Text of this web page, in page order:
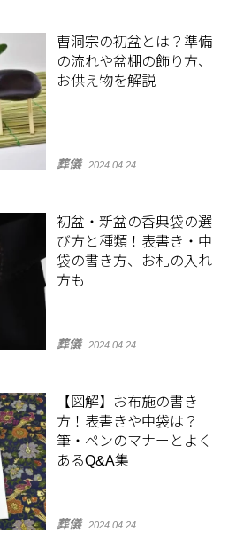
曹洞宗の初盆とは？準備
の流れや盆棚の飾り方、
お供え物を解説
葬儀 2024.04.24
初盆・新盆の香典袋の選
び方と種類！表書き・中
袋の書き方、お札の入れ
方も
葬儀 2024.04.24
【図解】お布施の書き
方！表書きや中袋は？
筆・ペンのマナーとよく
あるQ&A集
葬儀 2024.04.24